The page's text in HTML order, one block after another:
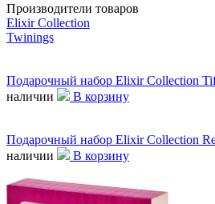
Производители товаров
Elixir Collection
Twinings
Подарочный набор Elixir Collection
наличии
В корзину
Подарочный набор Elixir Collection
наличии
В корзину